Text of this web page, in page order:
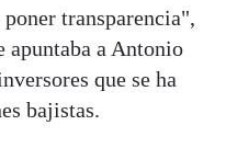
transparencia",
apuntaba a Antonio
que se ha
bajistas.